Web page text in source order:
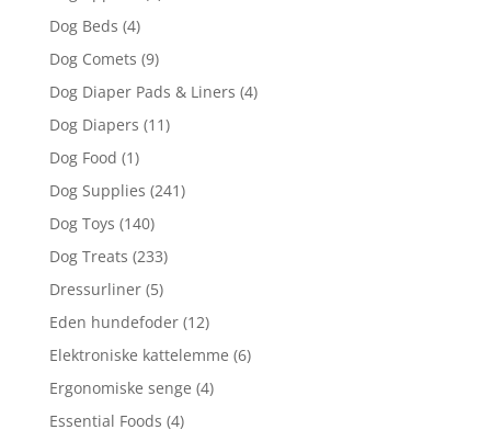
Dog Beds (4)
Dog Comets (9)
Dog Diaper Pads & Liners (4)
Dog Diapers (11)
Dog Food (1)
Dog Supplies (241)
Dog Toys (140)
Dog Treats (233)
Dressurliner (5)
Eden hundefoder (12)
Elektroniske kattelemme (6)
Ergonomiske senge (4)
Essential Foods (4)